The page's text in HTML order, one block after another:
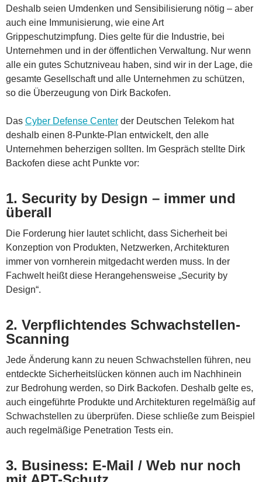
Deshalb seien Umdenken und Sensibilisierung nötig – aber
auch eine Immunisierung, wie eine Art
Grippeschutzimpfung. Dies gelte für die Industrie, bei
Unternehmen und in der öffentlichen Verwaltung. Nur wenn
alle ein gutes Schutzniveau haben, sind wir in der Lage, die
gesamte Gesellschaft und alle Unternehmen zu schützen,
so die Überzeugung von Dirk Backofen.
Das Cyber Defense Center der Deutschen Telekom hat
deshalb einen 8-Punkte-Plan entwickelt, den alle
Unternehmen beherzigen sollten. Im Gespräch stellte Dirk
Backofen diese acht Punkte vor:
1. Security by Design – immer und
überall
Die Forderung hier lautet schlicht, dass Sicherheit bei
Konzeption von Produkten, Netzwerken, Architekturen
immer von vornherein mitgedacht werden muss. In der
Fachwelt heißt diese Herangehensweise „Security by
Design“.
2. Verpflichtendes Schwachstellen-
Scanning
Jede Änderung kann zu neuen Schwachstellen führen, neu
entdeckte Sicherheitslücken können auch im Nachhinein
zur Bedrohung werden, so Dirk Backofen. Deshalb gelte es,
auch eingeführte Produkte und Architekturen regelmäßig auf
Schwachstellen zu überprüfen. Diese schließe zum Beispiel
auch regelmäßige Penetration Tests ein.
3. Business: E-Mail / Web nur noch